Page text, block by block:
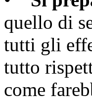
quello di
tutti gli
tutto
come